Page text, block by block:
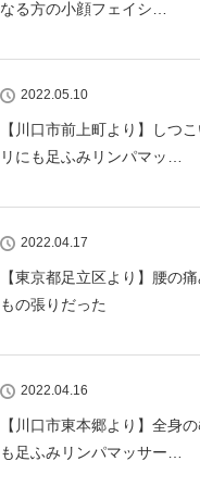
なる方の小顔フェイシ…
2022.05.10
【川口市前上町より】しつ
リにも足ふみリンパマッ…
2022.04.17
【東京都足立区より】腰の
もの張りだった
2022.04.16
【川口市東本郷より】全身
も足ふみリンパマッサー…